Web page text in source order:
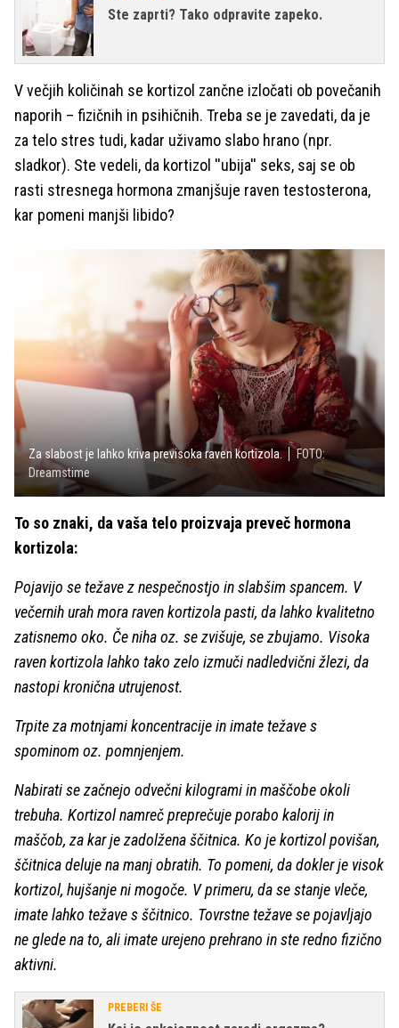
Ste zaprti? Tako odpravite zapeko.
V večjih količinah se kortizol zančne izločati ob povečanih
naporih – fizičnih in psihičnih. Treba se je zavedati, da je
za telo stres tudi, kadar uživamo slabo hrano (npr.
sladkor). Ste vedeli, da kortizol ''ubija'' seks, saj se ob
rasti stresnega hormona zmanjšuje raven testosterona,
kar pomeni manjši libido?
Za slabost je lahko kriva previsoka raven kortizola.
FOTO:
Dreamstime
To so znaki, da vaša telo proizvaja preveč hormona
kortizola:
Pojavijo se težave z nespečnostjo in slabšim spancem. V
večernih urah mora raven kortizola pasti, da lahko kvalitetno
zatisnemo oko. Če niha oz. se zvišuje, se zbujamo. Visoka
raven kortizola lahko tako zelo izmuči nadledvični žlezi, da
nastopi kronična utrujenost.
Trpite za motnjami koncentracije in imate težave s
spominom oz. pomnjenjem.
Nabirati se začnejo odvečni kilogrami in maščobe okoli
trebuha. Kortizol namreč preprečuje porabo kalorij in
maščob, za kar je zadolžena ščitnica. Ko je kortizol povišan,
ščitnica deluje na manj obratih. To pomeni, da dokler je visok
kortizol, hujšanje ni mogoče. V primeru, da se stanje vleče,
imate lahko težave s ščitnico. Tovrstne težave se pojavljajo
ne glede na to, ali imate urejeno prehrano in ste redno fizično
aktivni.
PREBERI ŠE